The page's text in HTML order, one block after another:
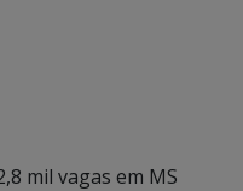
mil vagas em MS